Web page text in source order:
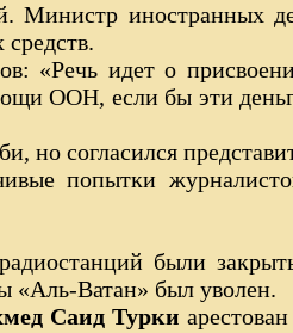
Министр иностранных
«Речь идет о
ООН, если бы эти
но согласился
попытки
были
«Аль-Ватан» был уволен.
Саид Турки